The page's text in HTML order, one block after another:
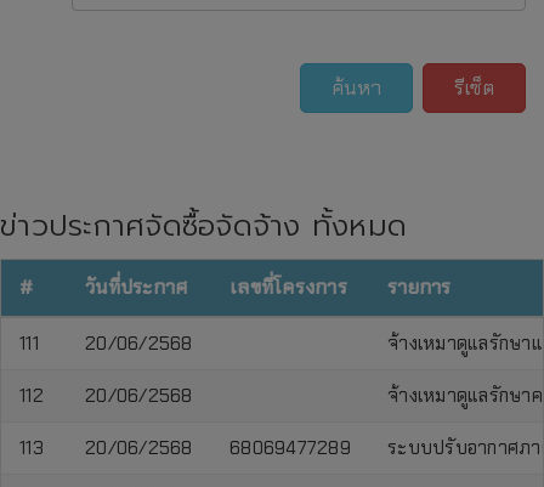
ค้นหา รีเซ็ต
ข่าวประกาศจัดซื้อจัดจ้าง ทั้งหมด
# วันที่ประกาศ เลขที่โครงการ รายการ
111 20/06/2568 จ้างเหมาดูแลรักษา
112 20/06/2568 จ้างเหมาดูแลรักษ
113 20/06/2568 68069477289 ระบบปรับอากาศภ